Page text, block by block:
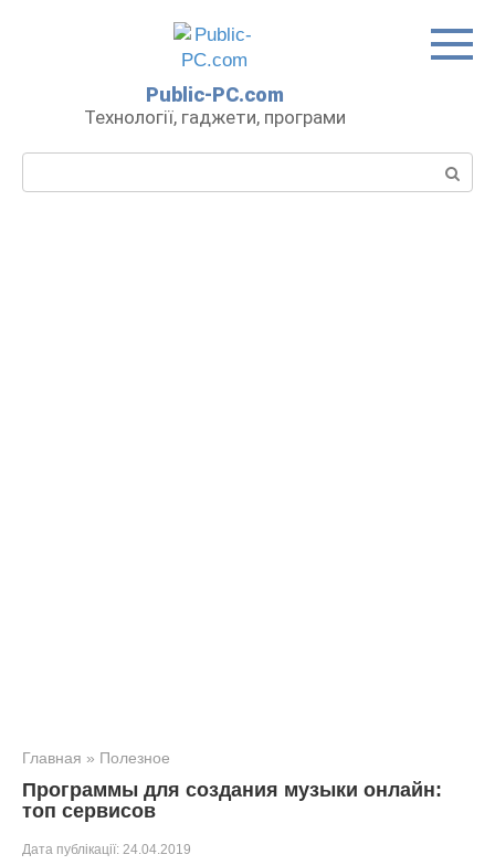
Public-PC.com
Технології, гаджети, програми
Главная » Полезное
Программы для создания музыки онлайн:
топ сервисов
Дата публікації: 24.04.2019